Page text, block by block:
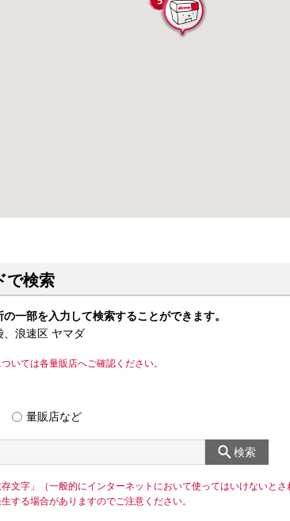
で検索
一部を入力して検索することができます。
浪速区 ヤマダ
いては各量販店へご確認ください。
量販店など
検索
文字」（一般的にインターネットにおいて使ってはいけないと
する場合がありますのでご注意ください。